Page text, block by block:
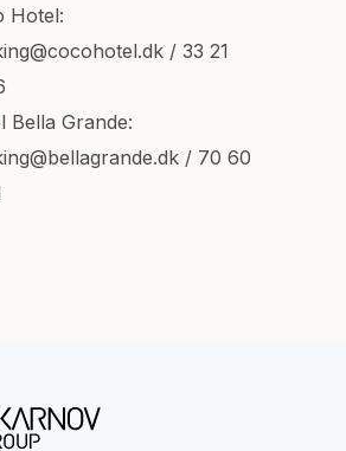
Hotel:
/ 33 21
Bella Grande:
/ 70 60